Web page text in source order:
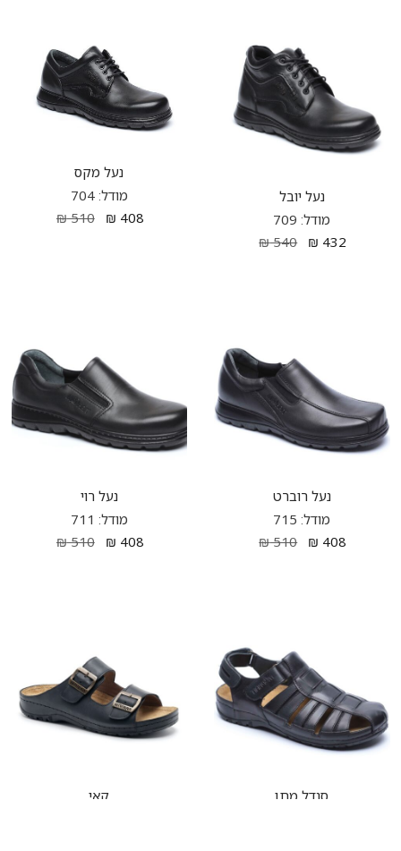
נעל יובל
מודל: 709
₪ 432
₪540
נעל מקס
מודל: 704
₪ 408
₪510
נעל רוברט
מודל: 715
₪ 408
₪510
נעל רוי
מודל: 711
₪ 408
₪510
סנדל מתן
קאי